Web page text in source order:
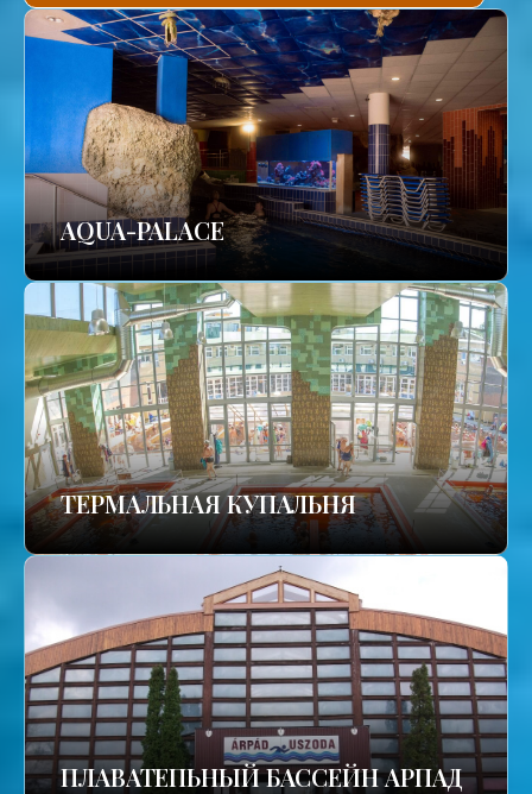
AQUA-PALACE
TЕРМАЛЬНАЯ КУПАЛЬНЯ
ПЛАВАТЕПЬНЫЙ БАССЕЙН АРПАД